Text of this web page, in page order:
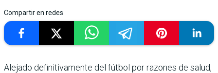
Compartir en redes
Alejado definitivamente del fútbol por razones de salud,